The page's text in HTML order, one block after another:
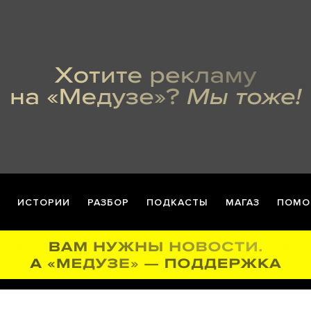
ИСТОРИИ РАЗБОР ПОДКАСТЫ МАГАЗ